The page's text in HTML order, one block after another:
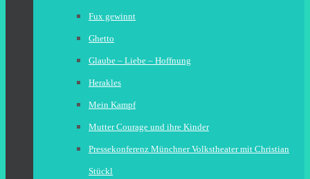
Fux gewinnt
Ghetto
Glaube – Liebe – Hoffnung
Herakles
Mein Kampf
Mutter Courage und ihre Kinder
Pressekonferenz Münchner Volkstheater mit Christian
Stückl